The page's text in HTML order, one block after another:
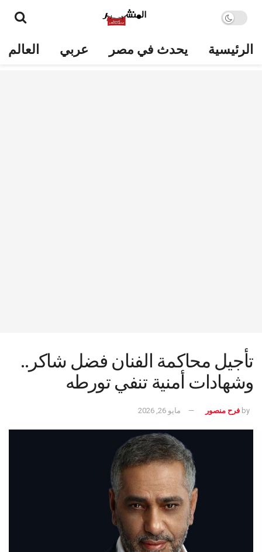
الرئيسية يحدث في مصر عربي العالم
تأجيل محاكمة الفنان فضل شاكر..
وشهادات أمنية تنفي تورطه
by فرح منصور مايو 26, 2026